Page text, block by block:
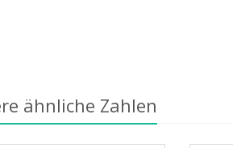
ähnliche Zahlen